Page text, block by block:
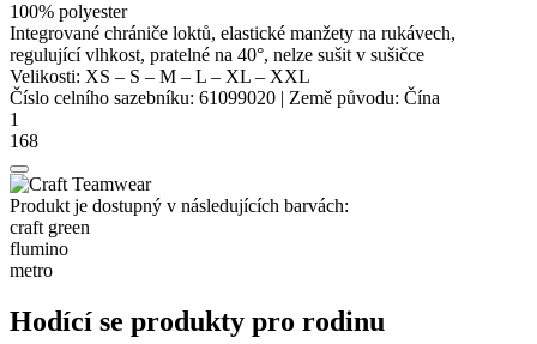
100% polyester
Integrované chrániče loktů, elastické manžety na rukávech,
regulující vlhkost, pratelné na 40°, nelze sušit v sušičce
Velikosti: XS – S – M – L – XL – XXL
Číslo celního sazebníku: 61099020 | Země původu: Čína
1
168
Produkt je dostupný v následujících barvách:
craft green
flumino
metro
Hodící se produkty pro rodinu